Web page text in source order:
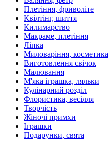
Плетіння, фриволіте
Квілтінг, шиття
Килимарство
Макраме, плетіння
Ліпка
Миловаріння, косметика
Виготовлення свічок
Малювання
М'яка іграшка, ляльки
Кулінарний розділ
Флористика, весілля
Творчість
Жіночі примхи
Іграшки
Подарунки, свята